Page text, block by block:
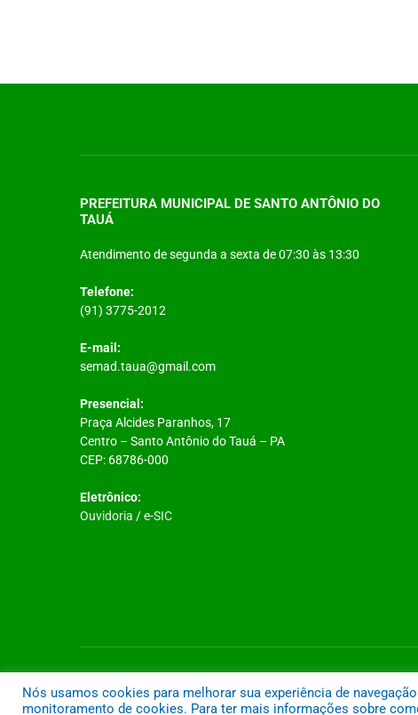
PREFEITURA MUNICIPAL DE SANTO ANTÔNIO DO
TAUÁ
Atendimento de segunda a sexta de 07:30 às 13:30
Telefone:
(91) 3775-2012
E-mail:
semad.taua@gmail.com
Presencial:
Praça Alcides Paranhos, 17
Centro – Santo Antônio do Tauá – PA
CEP: 68786-000
Eletrônico:
Ouvidoria /e-SIC
Nós usamos cookies para melhorar sua experiência de
monitoramento de cookies. Para ter mais informações sobre